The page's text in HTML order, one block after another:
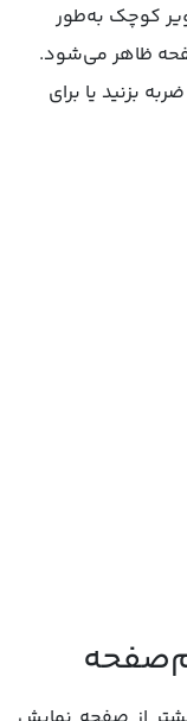
کوچک به‌طور
ظاهر می‌شود.
بزنید یا برای